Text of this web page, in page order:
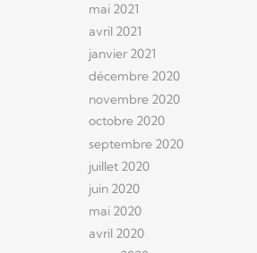
mai 2021
avril 2021
janvier 2021
décembre 2020
novembre 2020
octobre 2020
septembre 2020
juillet 2020
juin 2020
mai 2020
avril 2020